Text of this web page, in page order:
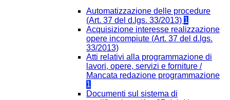
Automatizzazione delle procedure
(Art. 37 del d.lgs. 33/2013) 1
Acquisizione interesse realizzazione
opere incompiute (Art. 37 del d.lgs.
33/2013)
Atti relativi alla programmazione di
lavori, opere, servizi e forniture /
Mancata redazione programmazione
1
Documenti sul sistema di